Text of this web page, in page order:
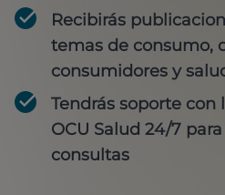
Recibirás
temas de consumo,
consumidores y
Tendrás soporte con
OCU Salud 24/7
consultas